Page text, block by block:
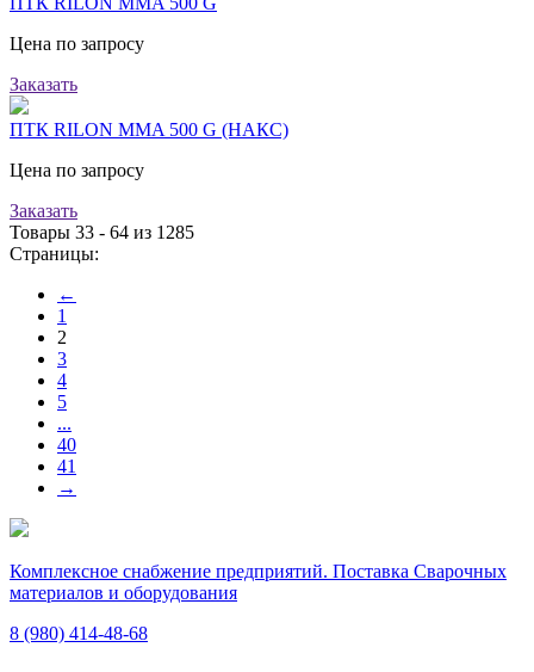
Цена по запросу
Заказать
ПТК RILON MMA 500 G (НАКС)
Цена по запросу
Заказать
Товары 33 - 64 из 1285
Страницы:
←
1
2
3
4
5
...
40
41
→
Комплексное снабжение предприятий. Поставка Сварочных
материалов и оборудования
8 (980) 414-48-68